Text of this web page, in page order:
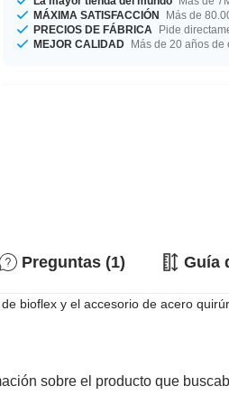
MÁXIMA SATISFACCIÓN
Más de
PRECIOS DE FÁBRICA
Pide
MEJOR CALIDAD Más de 20 años de
Preguntas (1) Guía
bioflex y el accesorio de acero
sobre el producto que